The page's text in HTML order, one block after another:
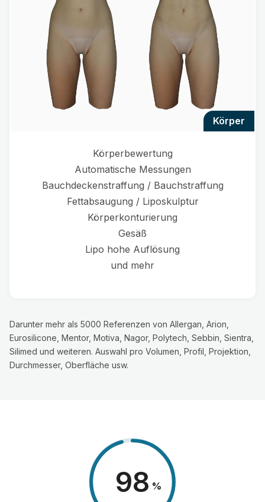
körper
Körperbewertung
Automatische Messungen
Bauchdeckenstraffung / Bauchstraffung
Fettabsaugung / Liposkulptur
Körperkonturierung
Gesäß
Lipo hohe Auflösung
und mehr
Darunter mehr als 5000 Referenzen von Allergan, Arion,
Eurosilicone, Mentor, Motiva, Nagor, Polytech, Sebbin, Sientra,
Silimed und weiteren. Auswahl pro Volumen, Profil, Projektion,
Durchmesser, Oberfläche usw.
98 %